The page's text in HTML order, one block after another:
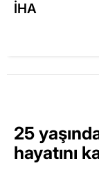
İHA
25
hayatını